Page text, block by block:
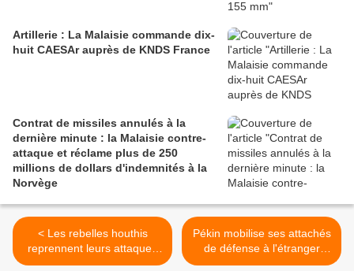
Artillerie : La Malaisie commande dix-
huit CAESAr auprès de KNDS France
Contrat de missiles annulés à la
dernière minute : la Malaisie contre-
attaque et réclame plus de 250
millions de dollars d'indemnités à la
Norvège
< Les rebelles houthis
reprennent leurs attaques
contre les navires civils en
Pékin mobilise ses attachés
de défense à l'étranger
pour tirer profit des